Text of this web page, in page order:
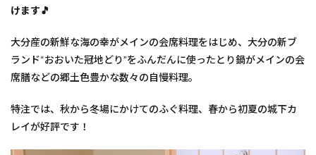
けます🎵
大分産の新鮮な海の幸がメインの会席料理をはじめ、大分の新ブ
ランド“おおいた冠地どり”をふんだんに使ったとり鍋がメインの会
席膳などの郷土色豊かな数々の自慢料理。
特注では、秋から冬場にかけてのふぐ料理、春から初夏の城下カ
レイが好評です！